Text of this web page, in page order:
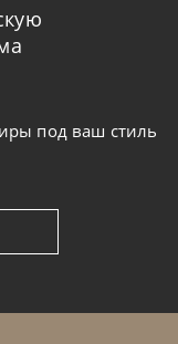
от
под ваш стиль